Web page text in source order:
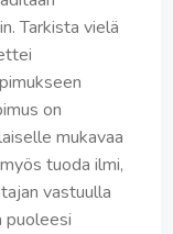
Tarkista vielä
on
mukavaa
tuoda ilmi,
vastuulla
puoleesi